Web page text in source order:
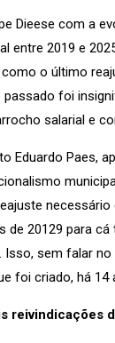
Dieese com a
entre 2019 e
o último
foi
salarial e
Eduardo Paes,
de 20129 para
Isso, sem falar
foi criado, há 14
reivindicações